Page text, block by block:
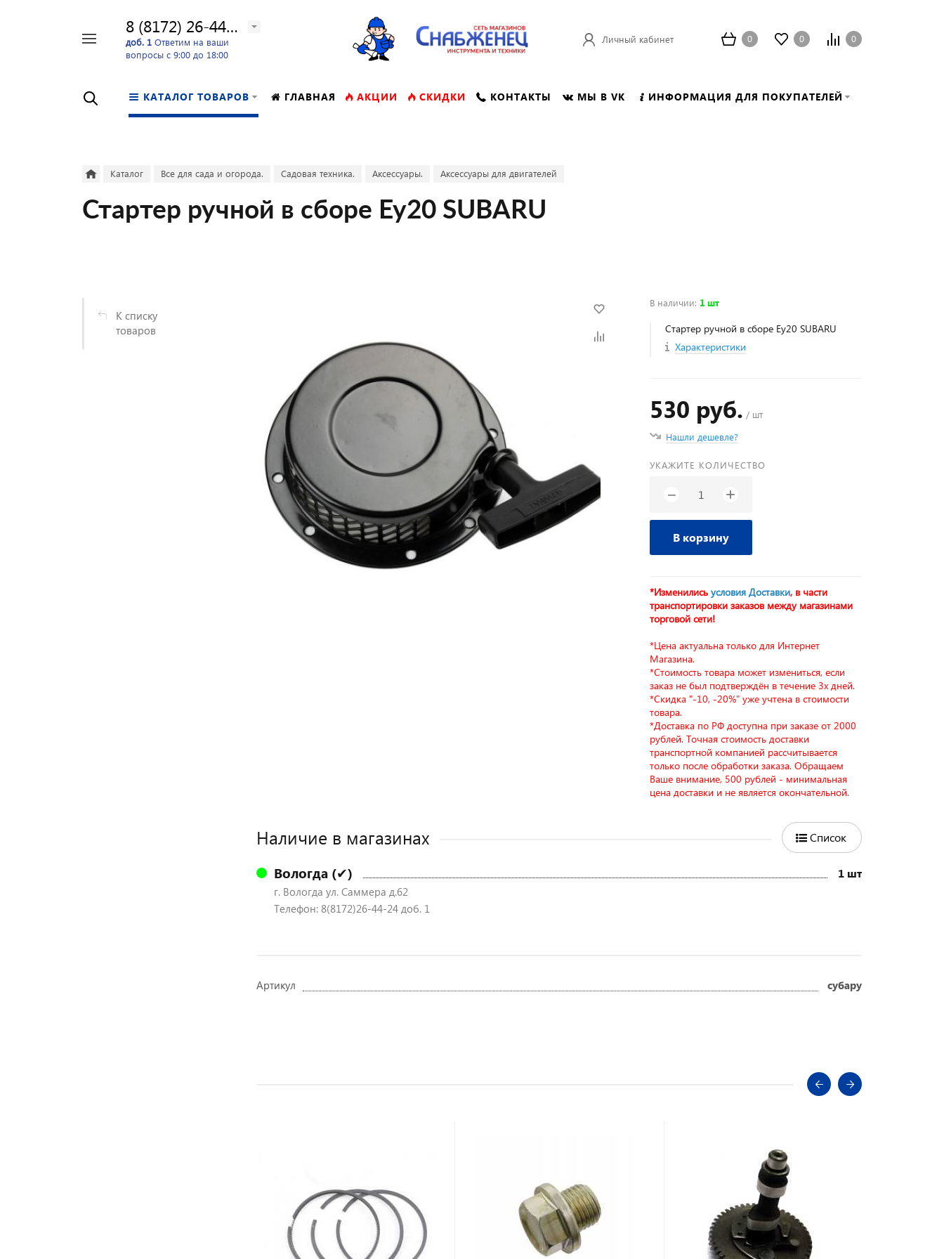
8 (8172) 26-44-24
доб. 1 Ответим на ваши
вопросы с 9:00 до 18:00
Личный кабинет 0 0 0
КАТАЛОГ ТОВАРОВ ГЛАВНАЯ АКЦИИ СКИДКИ КОНТАКТЫ МЫ В VK ИНФОРМАЦИЯ ДЛЯ ПОКУПАТЕЛЕЙ
Каталог Все для сада и огорода. Садовая техника. Аксессуары. Аксессуары для двигателей
Стартер ручной в сборе Ey20 SUBARU
К списку
товаров
В наличии: 1 шт
Стартер ручной в сборе Ey20 SUBARU
Характеристики
530 руб. / шт
Нашли дешевле?
УКАЖИТЕ КОЛИЧЕСТВО
− +
В корзину
*Изменилисьусловия Доставки, в части
транспортировки заказов между магазинами
торговой сети!
*Цена актуальна только для Интернет
Магазина.
*Стоимость товара может измениться, если
заказ не был подтверждён в течение 3х дней.
*Скидка "-10, -20%" уже учтена в стоимости
товара.
*Доставка по РФ доступна при заказе от 2000
рублей. Точная стоимость доставки
транспортной компанией рассчитывается
только после обработки заказа. Обращаем
Ваше внимание, 500 рублей - минимальная
цена доставки и не является окончательной.
Наличие в магазинах Список
Вологда (✔) 1 шт
г. Вологда ул. Саммера д.62
Телефон: 8(8172)26-44-24 доб. 1
Артикул субару